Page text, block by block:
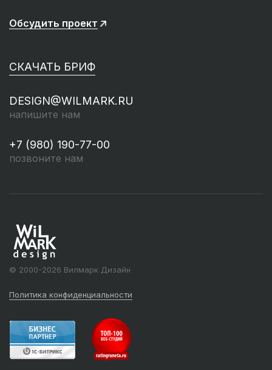
Обсудить проект
СКАЧАТЬ БРИФ
DESIGN@WILMARK.RU
напишите нам
+7 (980) 190-77-00
позвоните нам
© 2000-2026 Вилмарк Дизайн
Политика конфиденциальности